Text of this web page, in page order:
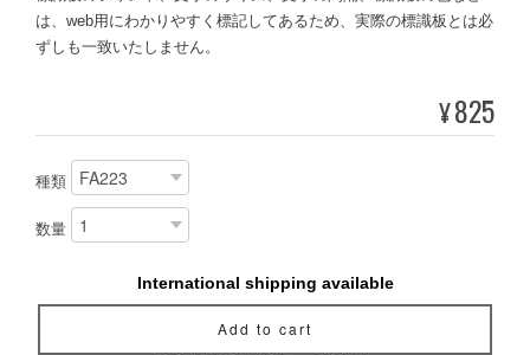
は、web用にわかりやすく標記してあるため、実際の標識板とは必
ずしも一致いたしません。
¥825
種類
数量
International shipping available
Add to cart